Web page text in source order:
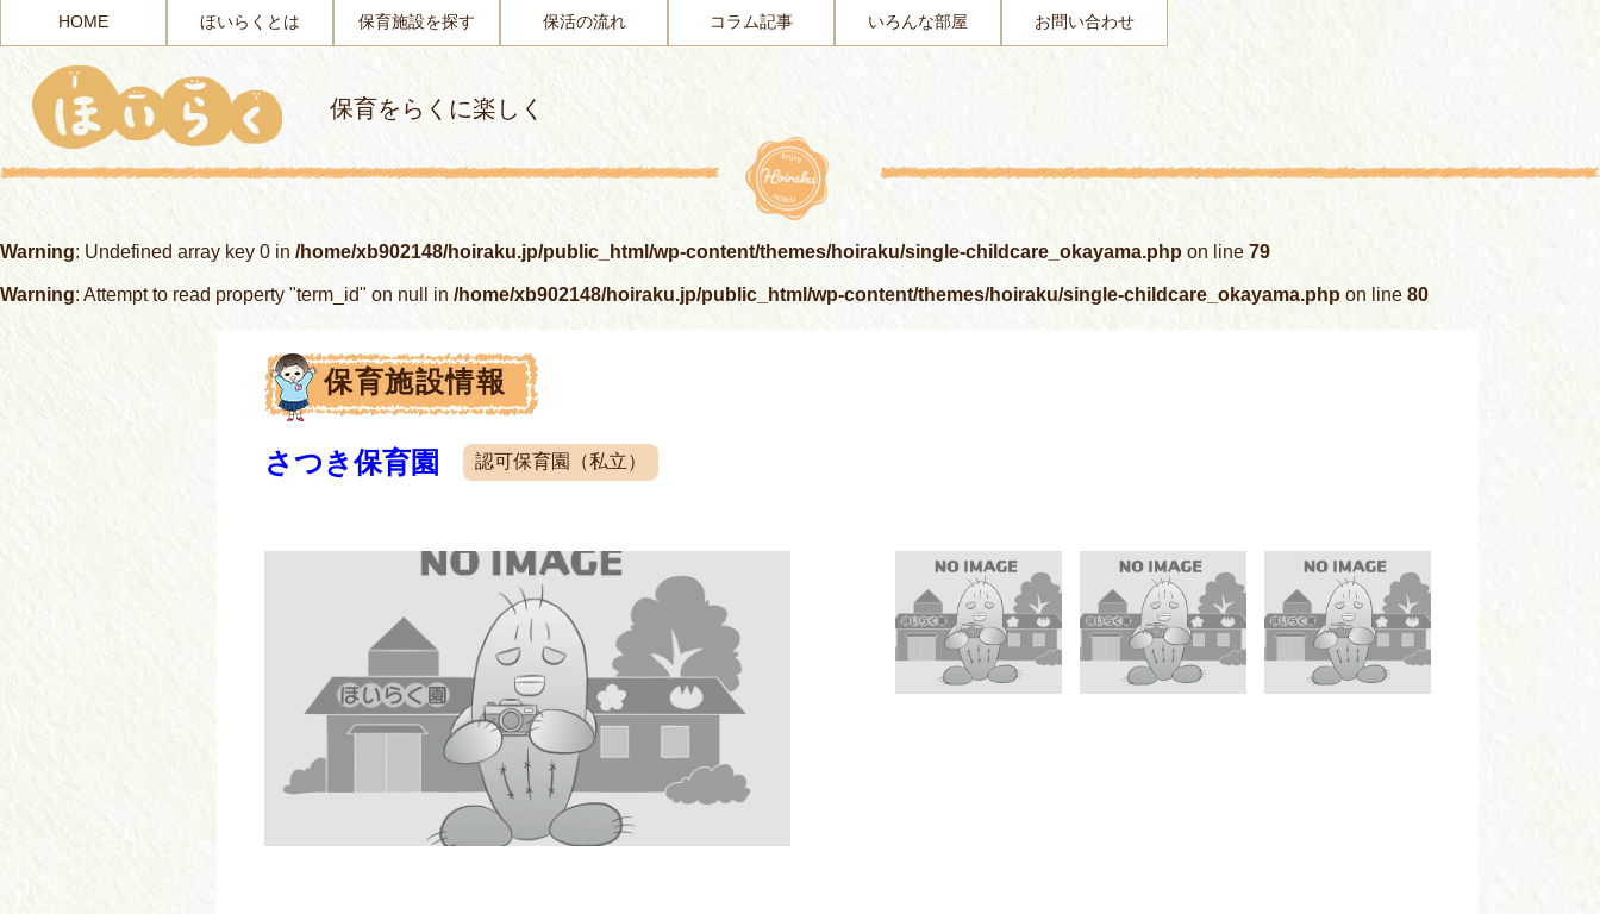
HOME ほいらくとは 保育施設を探す 保活の流れ コラム記事 いろんな部屋 お問い合わせ
保育をらくに楽しく
Warning: Undefined array key 0 in /home/xb902148/hoiraku.jp/public_html/wp-content/themes/hoiraku/single-childcare_okayama.php on line 79
Warning: Attempt to read property "term_id" on null in /home/xb902148/hoiraku.jp/public_html/wp-content/themes/hoiraku/single-childcare_okayama.php on line 80
保育施設情報
さつき保育園 認可保育園（私立）